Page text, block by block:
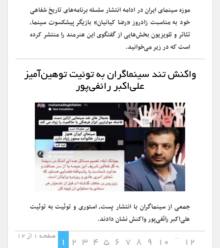
موزه سینمای ایران در ادامه انتشار سلسله برنامه‌های تاریخ شفاهی
خود به مناسبت زادروز «رضا کیانیان» بازیگر پیشکسوت سینما،
تئاتر و تلویزیون بخش‌هایی از گفتگوی این هنرمند را منتشر کرده
است که در زیر می‌خوانید.
واکنش تند سینماگران به توئیت توهین‌آمیز
علی‌اکبر رائفی‌پور
جمعی از سینماگران با انتشار پست، استوری و توئیت به توئیت
علی‌اکبر رائفی‌پور واکنش نشان دادند.
صفحه 1 از 12
1 2 3 4 5 6 7 8 9 10
...
12